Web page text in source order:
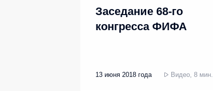
Заседание 68-го
конгресса ФИФА
13 июня 2018 года Видео, 8 мин.